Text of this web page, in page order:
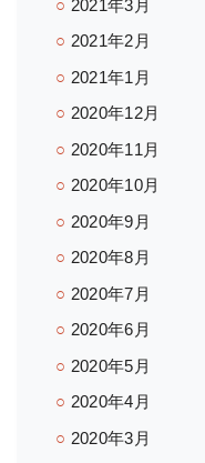
2021年3月
2021年2月
2021年1月
2020年12月
2020年11月
2020年10月
2020年9月
2020年8月
2020年7月
2020年6月
2020年5月
2020年4月
2020年3月